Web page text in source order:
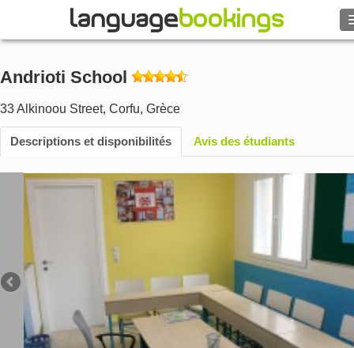
PARCOURIR
Se connecter
Aide
Monnaie
Langue
Andrioti School
33 Alkinoou Street, Corfu, Grèce
Descriptions et disponibilités Avis des étudiants